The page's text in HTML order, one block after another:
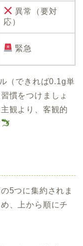
異常（要対
応）
緊急
（できれば0.1g単
慣をつけましょ
観より、客観的
5つに集約されま
、上から順にチ